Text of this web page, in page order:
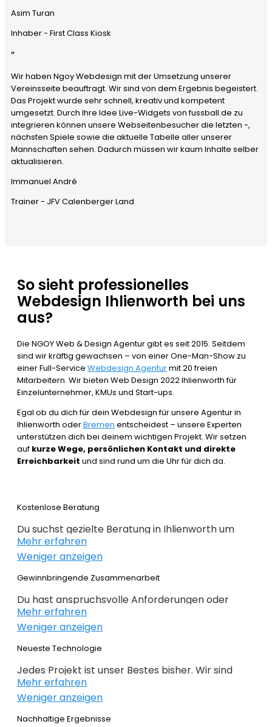
Asim Turan
Inhaber - First Class Kiosk
”
Wir haben Ngoy Webdesign mit der Umsetzung unserer
Vereinsseite beauftragt. Wir sind von dem Ergebnis begeistert.
Das Projekt wurde sehr schnell, kreativ und kompetent
umgesetzt. Durch Ihre Idee Live-Widgets von fussball.de zu
integrieren können unsere Webseitenbesucher die letzten -,
nächsten Spiele sowie die aktuelle Tabelle aller unserer
Mannschaften sehen. Dadurch müssen wir kaum Inhalte selber
aktualisieren.
Immanuel André
Trainer - JFV Calenberger Land
So sieht professionelles
Webdesign Ihlienworth bei uns
aus?
Die NGOY Web & Design Agentur gibt es seit 2015. Seitdem
sind wir kräftig gewachsen – von einer One-Man-Show zu
einer Full-Service Webdesign Agenturmit 20 freien
Mitarbeitern. Wir bieten Web Design 2022 Ihlienworth für
Einzelunternehmer, KMUs und Start-ups.
Egal ob du dich für dein Webdesign für unsere Agentur in
Ihlienworth oderBremen entscheidest – unsere Experten
unterstützen dich bei deinem wichtigen Projekt. Wir setzen
auf kurze Wege, persönlichen Kontakt und direkte
Erreichbarkeit und sind rund um die Uhr für dich da.
Kostenlose Beratung
Du suchst gezielte Beratung in Ihlienworth um
erfolgreich im Webdesign 2022 zu sein. Wir
beraten dich kostenlos und individuell zu
Webdesign, E-Commerce,
was mit Internet zu tun hat. Du weißt noch nicht
genau wo du bei deiner Online Präsenz anfangen
sollst oder wie es weitergeht, dann bist du genau
bei derrichtigen Agentur
gebracht – nichts unnötiges!
Mehr erfahren
Weniger anzeigen
Gewinnbringende Zusammenarbeit
Du hast anspruchsvolle Anforderungen oder
Ideen und du hast genaue Ziele definiert, die du
erreichen willst? Gemeinsam mit dir planen,
konzipieren und realieren wir dein Projekt. Beim
Zufall. Keine intransparente Planung – nur
gewinnbringende Lösungen. Profitieren Sie von
unserer langjährigen Erfahrung!
Mehr erfahren
Weniger anzeigen
Neueste Technologie
Jedes Projekt ist unser Bestes bisher. Wir sind
immer auf der Suche nach noch besseren
Lösungen für deine geschäftlichen
Anforderungen. Das richtige CMS ermöglicht
Mehr erfahren
Weniger anzeigen
Nachhaltige Ergebnisse